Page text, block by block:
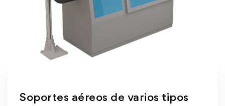
Soportes aéreos de varios tipos